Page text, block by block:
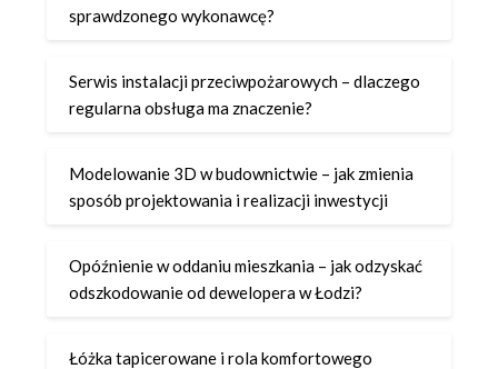
sprawdzonego wykonawcę?
Serwis instalacji przeciwpożarowych – dlaczego
regularna obsługa ma znaczenie?
Modelowanie 3D w budownictwie – jak zmienia
sposób projektowania i realizacji inwestycji
Opóźnienie w oddaniu mieszkania – jak odzyskać
odszkodowanie od dewelopera w Łodzi?
Łóżka tapicerowane i rola komfortowego